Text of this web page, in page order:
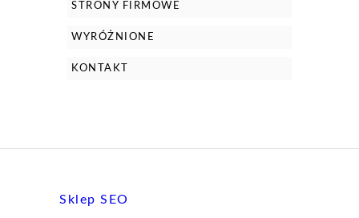
STRONY FIRMOWE
WYRÓŻNIONE
KONTAKT
Sklep SEO